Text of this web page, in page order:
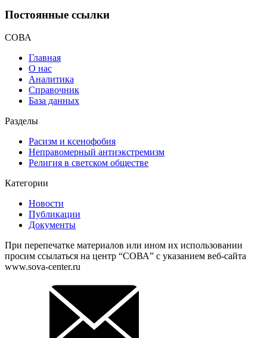
Постоянные ссылки
СОВА
Главная
О нас
Аналитика
Справочник
База данных
Разделы
Расизм и ксенофобия
Неправомерный антиэкстремизм
Религия в светском обществе
Категории
Новости
Публикации
Документы
При перепечатке материалов или ином их использовании
просим ссылаться на центр “СОВА” с указанием веб-сайта
www.sova-center.ru